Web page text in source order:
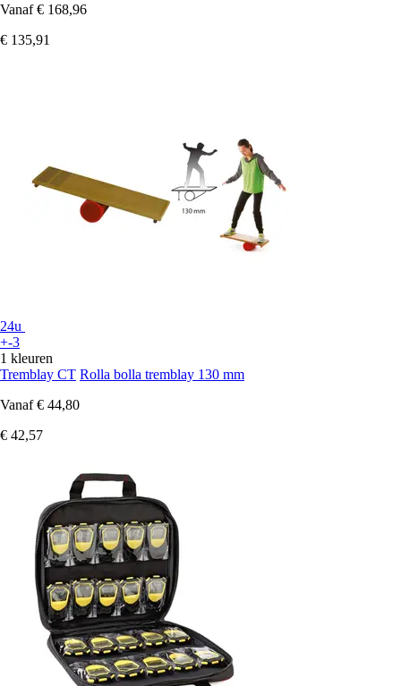
Vanaf € 168,96
€ 135,91
24u
+-3
1 kleuren
Tremblay CT Rolla bolla tremblay 130 mm
Vanaf € 44,80
€ 42,57